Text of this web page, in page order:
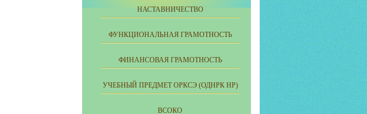
НАСТАВНИЧЕСТВО
ФУНКЦИОНАЛЬНАЯ ГРАМОТНОСТЬ
ФИНАНСОВАЯ ГРАМОТНОСТЬ
УЧЕБНЫЙ ПРЕДМЕТ ОРКСЭ (ОДНРК НР)
ВСОКО